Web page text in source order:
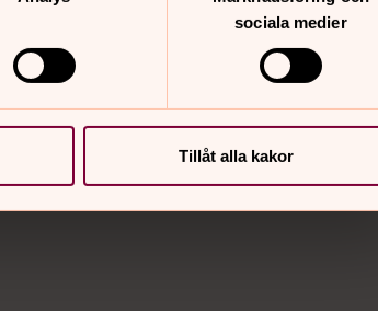
sociala medier
Tillåt alla kakor